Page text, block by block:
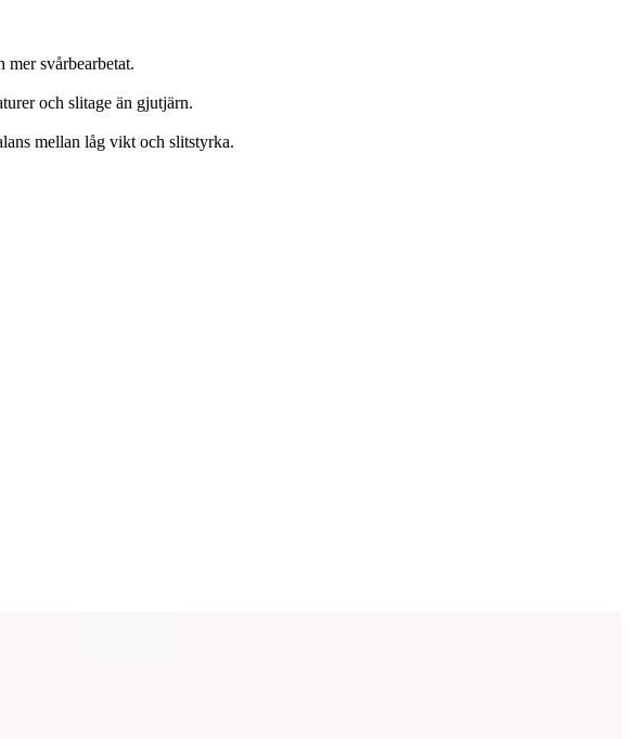
svårbearbetat.
och slitage än gjutjärn.
mellan låg vikt och slitstyrka.